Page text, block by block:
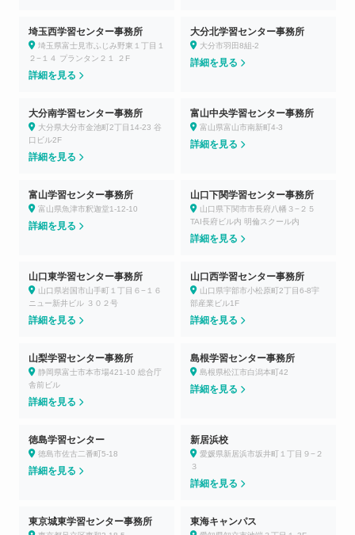
埼玉西学習センター事務所
埼玉県富士見市ふじみ野東１丁目１
２−１４ プランタン２１ ２F
詳細を見る
大分北学習センター事務所
大分市羽田8組-2
詳細を見る
大分南学習センター事務所
大分県大分市金池町2丁目14-23 谷
口ビル2F
詳細を見る
富山中央学習センター事務所
富山県富山市南新町4-3
詳細を見る
富山学習センター事務所
富山県魚津市釈迦堂1-12-10
詳細を見る
山口下関学習センター事務所
山口県下関市市長府八幡３−２５
TAI長府ビル内 明倫スクール内
詳細を見る
山口東学習センター事務所
山口県岩国市山手町１丁目６−１６
ニュー新井ビル ３０２号
詳細を見る
山口西学習センター事務所
山口県宇部市小松原町2丁目6-8宇
部産業ビル1F
詳細を見る
山梨学習センター事務所
静岡県富士市本市場421-10 総合庁
舎前ビル
詳細を見る
島根学習センター事務所
島根県松江市白潟本町42
詳細を見る
徳島学習センター
徳島市佐古二番町5-18
詳細を見る
新居浜校
愛媛県新居浜市坂井町１丁目９−２
３
詳細を見る
東京城東学習センター事務所 東海キャンパス